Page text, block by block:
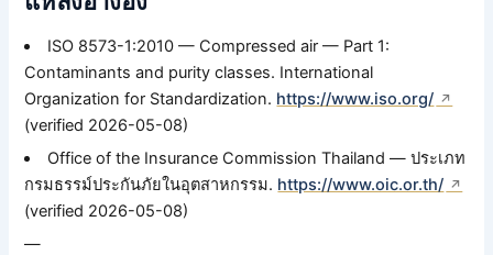
ISO 8573-1:2010 — Compressed air — Part 1:
Contaminants and purity classes. International
Organization for Standardization. https://www.iso.org/
(verified 2026-05-08)
Office of the Insurance Commission Thailand — ประเภท
กรมธรรม์ประกันภัยในอุตสาหกรรม. https://www.oic.or.th/
(verified 2026-05-08)
—